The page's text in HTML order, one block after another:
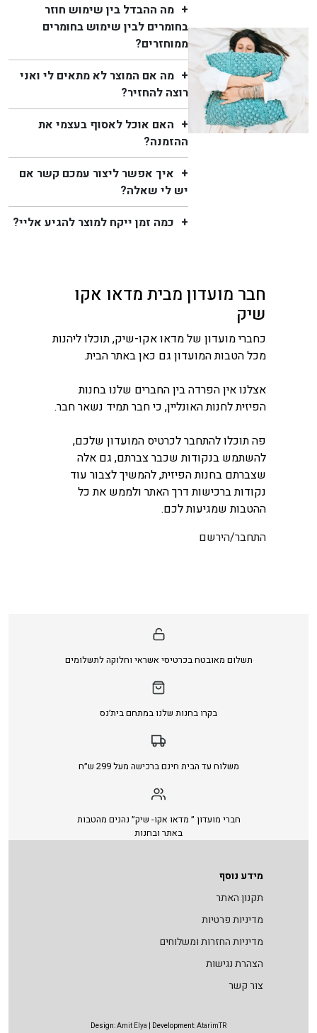
מה ההבדל בין שימוש חוזר
בחומרים לבין שימוש בחומרים
ממוחזרים?
מה אם המוצר לא מתאים לי ואני
רוצה להחזיר?
האם אוכל לאסוף בעצמי את
ההזמנה?
איך אפשר ליצור עמכם קשר אם
יש לי שאלה?
כמה זמן ייקח למוצר להגיע אליי?
חבר מועדון מבית מדאו אקו
שיק
כחברי מועדון של מדאו אקו-שיק, תוכלו ליהנות
מכל הטבות המועדון גם כאן באתר הבית.
אצלנו אין הפרדה בין החברים שלנו בחנות
הפיזית לחנות האונליין, כי חבר תמיד נשאר חבר.
פה תוכלו להתחבר לכרטיס המועדון שלכם,
להשתמש בנקודות שכבר צברתם, גם אלה
שצברתם בחנות הפיזית, להמשיך לצבור עוד
נקודות ברכישות דרך האתר ולממש את כל
ההטבות שמגיעות לכם.
התחבר/הירשם
תשלום מאובטח בכרטיסי אשראי וחלוקה לתשלומים
בקרו בחנות שלנו במתחם בית׳נס
משלוח עד הבית חינם ברכישה מעל 299 ש״ח
חברי מועדון ״ מדאו אקו- שיק״ נהנים מהטבות
באתר ובחנות
מידע נוסף
תקנון האתר
מדיניות פרטיות
מדיניות החזרות ומשלוחים
הצהרת נגישות
צור קשר
Design:Amit Elya | Development:AtarimTR